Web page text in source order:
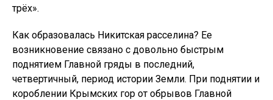
трёх».
Как образовалась Никитская расселина? Ее
возникновение связано с довольно быстрым
поднятием Главной гряды в последний,
четвертичный, период истории Земли. При поднятии и
короблении Крымских гор от обрывов Главной